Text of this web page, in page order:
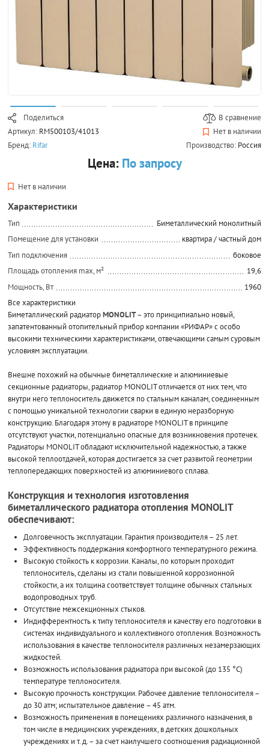
Поделиться
В сравнение
Артикул: RM500103/41013
Нет в наличии
Бренд: Rifar Производство: Россия
Цена: По запросу
Нет в наличии
Характеристики
Тип
Биметаллический монолитный
Помещение для установки
квартира / частный дом
Тип подключения
боковое
Площадь отопления max, м²
19,6
Мощность, Вт
1960
Все характеристики
Биметаллический радиаторMONOLIT– это принципиально новый,
запатентованный отопительный прибор компании «РИФАР» с особо
высокими техническими характеристиками, отвечающими самым суровым
условиям эксплуатации.
Внешне похожий на обычные биметаллические и алюминиевые
секционные радиаторы, радиатор MONOLIT отличается от них тем, что
внутри него теплоноситель движется по стальным каналам, соединенным
с помощью уникальной технологии сварки в единую неразборную
конструкцию. Благодаря этому в радиаторе MONOLIT в принципе
отсутствуют участки, потенциально опасные для возникновения протечек.
Радиаторы MONOLIT обладают исключительной надежностью, а также
высокой теплоотдачей, которая достигается за счет развитой геометрии
теплопередающих поверхностей из алюминиевого сплава.
Конструкция и технология изготовления
биметаллического радиатора отопления MONOLIT
обеспечивают:
Долговечность эксплуатации. Гарантия производителя – 25 лет.
Эффективность поддержания комфортного температурного режима.
Высокую стойкость к коррозии. Каналы, по которым проходит
теплоноситель, сделаны из стали повышенной коррозионной
стойкости, а их толщина соответствует толщине обычных стальных
водопроводных труб.
Отсутствие межсекционных стыков.
Индифферентность к типу теплоносителя и качеству его подготовки в
системах индивидуального и коллективного отопления. Возможность
использования в качестве теплоносителя различных незамерзающих
жидкостей.
Возможность использования радиатора при высокой (до 135 °С)
температуре теплоносителя.
Высокую прочность конструкции. Рабочее давление теплоносителя –
до 30 атм; испытательное давление – 45 атм.
Возможность применения в помещениях различного назначения, в
том числе в медицинских учреждениях, в детских дошкольных
учреждениях и т. д. – за счет наилучшего соотношения радиационной